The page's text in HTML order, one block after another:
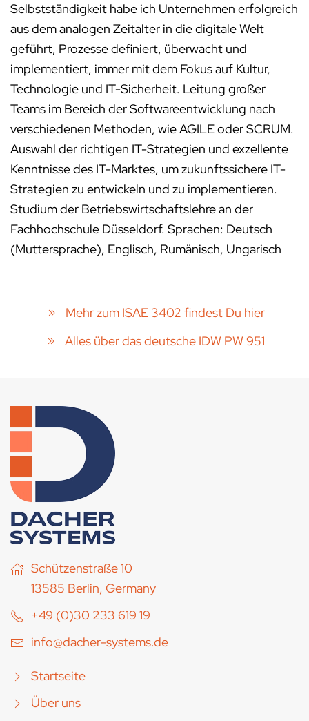
Selbstständigkeit habe ich Unternehmen erfolgreich
aus dem analogen Zeitalter in die digitale Welt
geführt, Prozesse definiert, überwacht und
implementiert, immer mit dem Fokus auf Kultur,
Technologie und IT-Sicherheit. Leitung großer
Teams im Bereich der Softwareentwicklung nach
verschiedenen Methoden, wie AGILE oder SCRUM.
Auswahl der richtigen IT-Strategien und exzellente
Kenntnisse des IT-Marktes, um zukunftssichere IT-
Strategien zu entwickeln und zu implementieren.
Studium der Betriebswirtschaftslehre an der
Fachhochschule Düsseldorf. Sprachen: Deutsch
(Muttersprache), Englisch, Rumänisch, Ungarisch
Mehr zum ISAE 3402 findest Du hier
Alles über das deutsche IDW PW 951
Schützenstraße 10
13585 Berlin, Germany
+49 (0)30 233 619 19
info@dacher-systems.de
Startseite
Über uns